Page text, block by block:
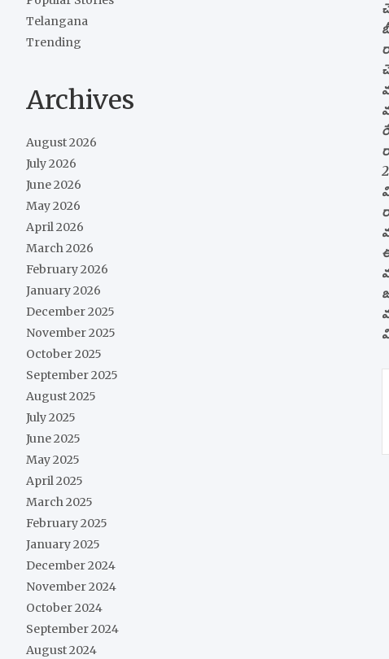
Telangana
Trending
Archives
August 2026
July 2026
June 2026
May 2026
April 2026
March 2026
February 2026
January 2026
December 2025
November 2025
October 2025
September 2025
August 2025
July 2025
June 2025
May 2025
April 2025
March 2025
February 2025
January 2025
December 2024
November 2024
October 2024
September 2024
August 2024